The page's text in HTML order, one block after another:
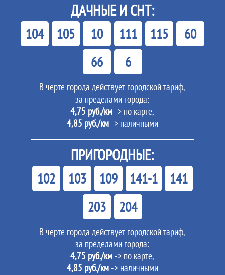
ДАЧНЫЕ И СНТ:
104 105 10 111 115
60
66
6
В черте города действует городской тариф,
за пределами города:
4,75 руб./км -> по карте,
4,85 руб./км-> наличными
ПРИГОРОДНЫЕ:
102 103 109 141-1
141
203
204
В черте города действует городской тариф,
за пределами города:
4,75 руб./км -> по карте,
4,85 руб./км-> наличными